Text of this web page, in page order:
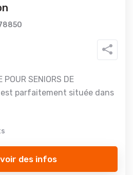
POUR SENIORS DE
est parfaitement située dans
des infos